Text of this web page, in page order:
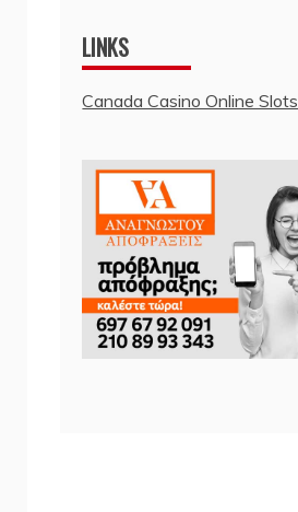
LINKS
Canada Casino Online Slots